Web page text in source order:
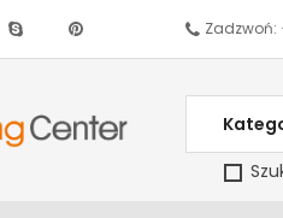
Zadzwoń: